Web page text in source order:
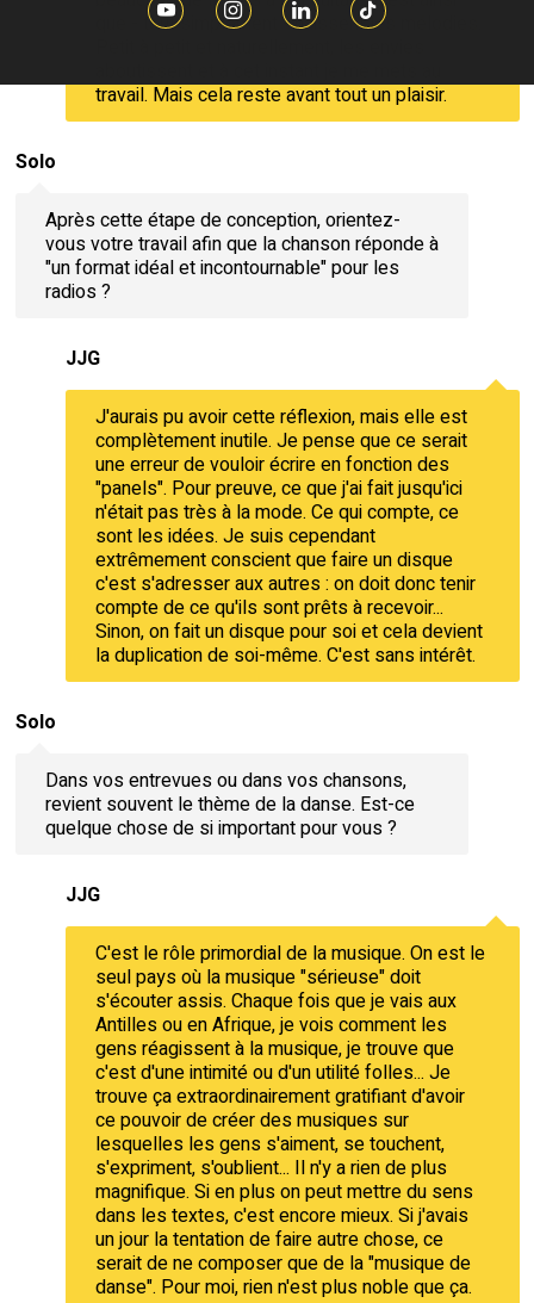
que - tout simplement - naissent les mélodies.
travail. Mais cela reste avant tout un plaisir.
Solo
Après cette étape de conception, orientez-
vous votre travail afin que la chanson réponde à
"un format idéal et incontournable" pour les
radios ?
JJG
J'aurais pu avoir cette réflexion, mais elle est
complètement inutile. Je pense que ce serait
une erreur de vouloir écrire en fonction des
"panels". Pour preuve, ce que j'ai fait jusqu'ici
n'était pas très à la mode. Ce qui compte, ce
sont les idées. Je suis cependant
extrêmement conscient que faire un disque
c'est s'adresser aux autres : on doit donc tenir
compte de ce qu'ils sont prêts à recevoir...
Sinon, on fait un disque pour soi et cela devient
la duplication de soi-même. C'est sans intérêt.
Solo
Dans vos entrevues ou dans vos chansons,
revient souvent le thème de la danse. Est-ce
quelque chose de si important pour vous ?
JJG
C'est le rôle primordial de la musique. On est le
seul pays où la musique "sérieuse" doit
s'écouter assis. Chaque fois que je vais aux
Antilles ou en Afrique, je vois comment les
gens réagissent à la musique, je trouve que
c'est d'une intimité ou d'un utilité folles... Je
trouve ça extraordinairement gratifiant d'avoir
ce pouvoir de créer des musiques sur
lesquelles les gens s'aiment, se touchent,
s'expriment, s'oublient... Il n'y a rien de plus
magnifique. Si en plus on peut mettre du sens
dans les textes, c'est encore mieux. Si j'avais
un jour la tentation de faire autre chose, ce
serait de ne composer que de la "musique de
danse". Pour moi, rien n'est plus noble que ça.